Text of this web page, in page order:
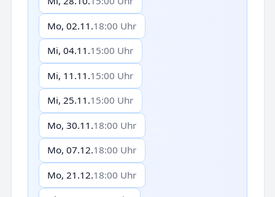
Mo, 02.11.18:00 Uhr
Mi, 04.11.15:00 Uhr
Mi, 11.11.15:00 Uhr
Mi, 25.11.15:00 Uhr
Mo, 30.11.18:00 Uhr
Mo, 07.12.18:00 Uhr
Mo, 21.12.18:00 Uhr